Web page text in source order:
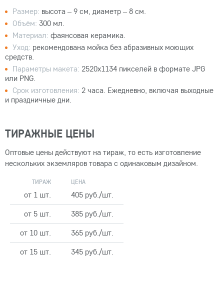
Размер: высота – 9 см, диаметр – 8 см.
Объём: 300 мл.
Материал: фаянсовая керамика.
Уход: рекомендована мойка без абразивных моющих
средств.
Параметры макета: 2520x1134 пикселей в формате JPG
или PNG.
Срок изготовления: 2 часа. Ежедневно, включая выходные
и праздничные дни.
ТИРАЖНЫЕ ЦЕНЫ
Оптовые цены действуют на тираж, то есть изготовление
нескольких экземляров товара с одинаковым дизайном.
ТИРАЖ ЦЕНА
от 1 шт.
405 руб./шт.
от 5 шт.
385 руб./шт.
от 10 шт.
365 руб./шт.
от 15 шт.
345 руб./шт.